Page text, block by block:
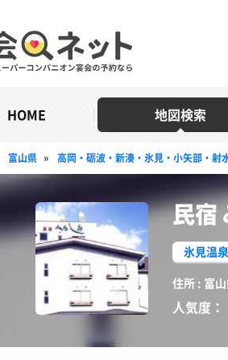
HOME 地図検索
富山県 » 高岡・砺波・新湊・氷見・小矢部・射
民宿
氷見温泉
住所 : 富
人気度：